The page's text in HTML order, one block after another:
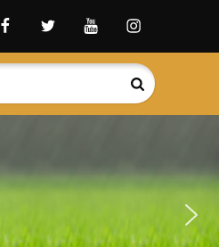
facebookTwitterYoutubeInstagram
Search